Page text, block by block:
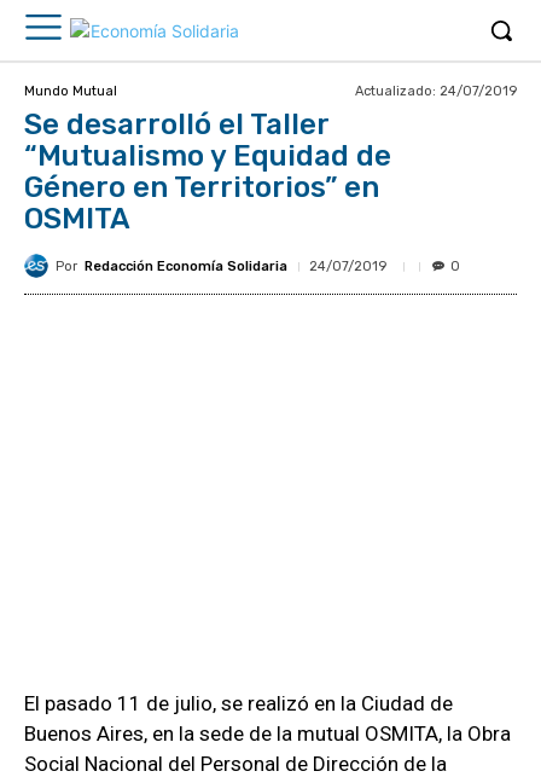
Mundo Mutual Actualizado: 24/07/2019
Se desarrolló el Taller
“Mutualismo y Equidad de
Género en Territorios” en
OSMITA
Por Redacción Economía Solidaria 24/07/2019 0
El pasado 11 de julio, se realizó en la Ciudad de
Buenos Aires, en la sede de la mutual OSMITA, la Obra
Social Nacional del Personal de Dirección de la